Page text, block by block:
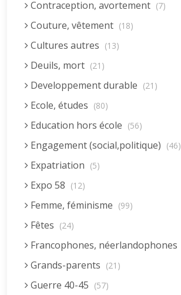
Contraception, avortement (7)
Couture, vêtement (18)
Cultures autres (13)
Deuils, mort (21)
Developpement durable (21)
Ecole, études (80)
Education hors école (56)
Engagement (social,politique) (46)
Expatriation (5)
Expo 58 (12)
Femme, féminisme (99)
Fêtes (24)
Francophones, néerlandophones
Grands-parents (21)
Guerre 40-45 (57)